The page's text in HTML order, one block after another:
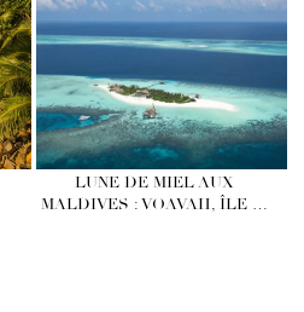
LUNE DE MIEL AUX
MALDIVES : VOAVAH, ÎLE …